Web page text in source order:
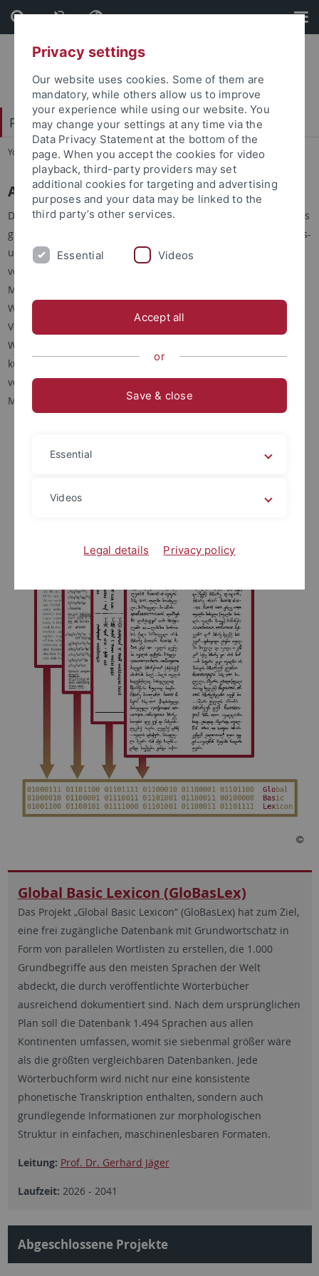
Skip
to
content
Skip
to
footer
Philosophische Fakultät
You are here: Startseite ... Akademieprojekte
Akademieprojekte
Das Akademienprogramm der Wissenschaftsakademien
ist das
größte Langzeitforschungsprogramm Deutschlands für geistes-
und sozialwissenschaftliche Grundlagenforschung und wird
von der Akademienunion koordiniert. Träger sind die acht
Mitgliedsakademien sowie die Nationale Akademie der
Wissenschaften Leopoldina. 2025 umfasst das Programm 127
Vorhaben mit rund 192 Arbeitsstellen, darunter 20
Wörterbücher, 104 Editionen und drei sozial- bzw.
kulturwissenschaftliche Projekte, mit einem Gesamtvolumen
von etwa 80 Millionen Euro und rund 900 beteiligten
Mitarbeitenden.
Global Basic Lexicon (GloBasLex)
Das Projekt „Global Basic Lexicon“ (GloBasLex) hat zum Ziel,
eine frei zugängliche Datenbank mit Grundwortschatz in
Form von parallelen Wortlisten zu erstellen, die 1.000
Grundbegriffe aus den meisten Sprachen der Welt
abdeckt, die durch veröffentlichte Wörterbücher
ausreichend dokumentiert sind. Nach dem ursprünglichen
Plan soll die Datenbank 1.494 Sprachen aus allen
Kontinenten umfassen, womit sie siebenmal größer wäre
als die größten vergleichbaren Datenbanken. Jede
Wörterbuchform wird nicht nur eine konsistente
phonetische Transkription enthalten, sondern auch
grundlegende Informationen zur morphologischen
Struktur in einfachen, maschinenlesbaren Formaten.
Leitung: Prof. Dr. Gerhard Jäger
Laufzeit: 2026 - 2041
Abgeschlossene Projekte
Privacy settings
Our website uses cookies. Some of them are
mandatory, while others allow us to improve
your experience while using our website. You
may change your settings at any time via the
Data Privacy Statement at the bottom of the
page. When you accept the cookies for video
playback, third-party providers may set
additional cookies for targeting and advertising
purposes and your data may be linked to the
third party’s other services.
Essential Videos
Accept all
or
Save & close
Essential
Videos
Legal details Privacy policy